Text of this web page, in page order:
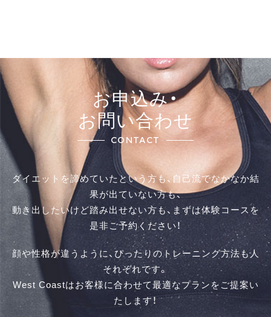
お申込み・
お問い合わせ
CONTACT
ダイエットを諦めていたという方も、自己流でなかなか結
果が出ていない方も、
動き出したいけど踏み出せない方も、まずは体験コースを
是⾮ご予約ください！
顔や性格が違うように、ぴったりのトレーニング方法も人
それぞれです。
West Coastはお客様に合わせて最適なプランをご提案い
たします！